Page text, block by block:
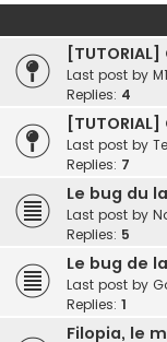
Last post by
Replies: 4
Last post by
Replies: 7
Le bug du
Last post by
Replies: 5
Le bug de
Last post by
Replies: 1
Filopia, le